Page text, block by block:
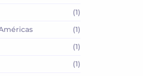
(1)
(1)
(1)
(1)